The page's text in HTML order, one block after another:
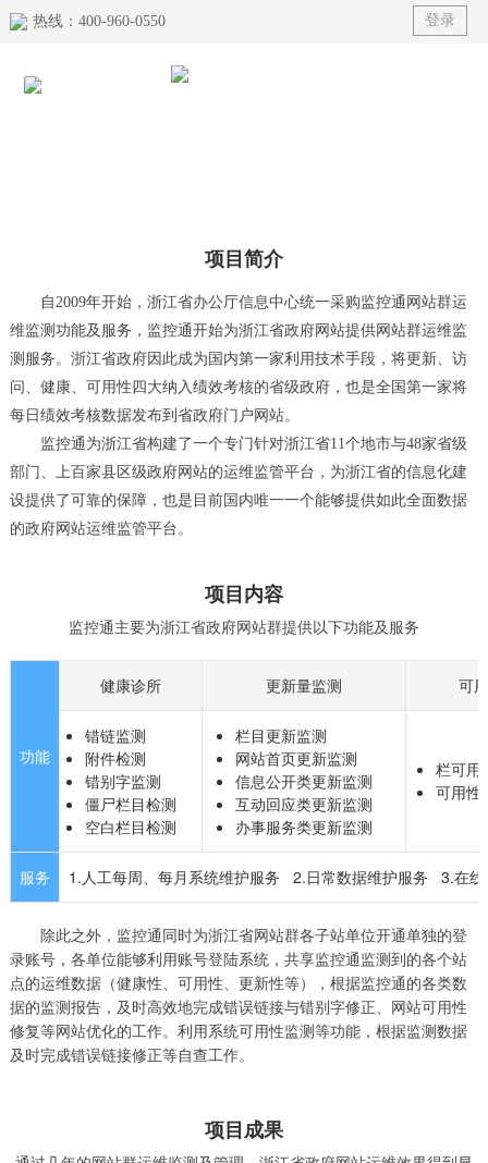
热线：400-960-0550 登录
项目简介
自2009年开始，浙江省办公厅信息中心统一采购监控通网站群运
维监测功能及服务，监控通开始为浙江省政府网站提供网站群运维监
测服务。浙江省政府因此成为国内第一家利用技术手段，将更新、访
问、健康、可用性四大纳入绩效考核的省级政府，也是全国第一家将
每日绩效考核数据发布到省政府门户网站。
监控通为浙江省构建了一个专门针对浙江省11个地市与48家省级
部门、上百家县区级政府网站的运维监管平台，为浙江省的信息化建
设提供了可靠的保障，也是目前国内唯一一个能够提供如此全面数据
的政府网站运维监管平台。
项目内容
监控通主要为浙江省政府网站群提供以下功能及服务
功能
健康诊所 更新量监测 可
错链监测
附件检测
错别字监测
僵尸栏目检测
空白栏目检测
栏目更新监测
网站首页更新监测
信息公开类更新监测
互动回应类更新监测
办事服务类更新监测
栏可用
可用性
服务 1.人工每周、每月系统维护服务 2.日常数据维护服务 3.在
除此之外，监控通同时为浙江省网站群各子站单位开通单独的登
录账号，各单位能够利用账号登陆系统，共享监控通监测到的各个站
点的运维数据（健康性、可用性、更新性等），根据监控通的各类数
据的监测报告，及时高效地完成错误链接与错别字修正、网站可用性
修复等网站优化的工作。利用系统可用性监测等功能，根据监测数据
及时完成错误链接修正等自查工作。
项目成果